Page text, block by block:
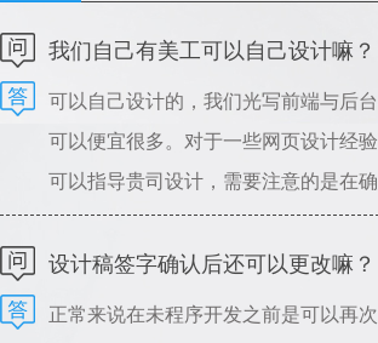
我们自己有美工可以自己设计嘛？
可以自己设计的，我们光写前端与后
可以便宜很多。对于一些网页设计经
可以指导贵司设计，需要注意的是在
可以指导设计，请理解。
设计稿签字确认后还可以更改嘛？
正常来说在未程序开发之前是可以再